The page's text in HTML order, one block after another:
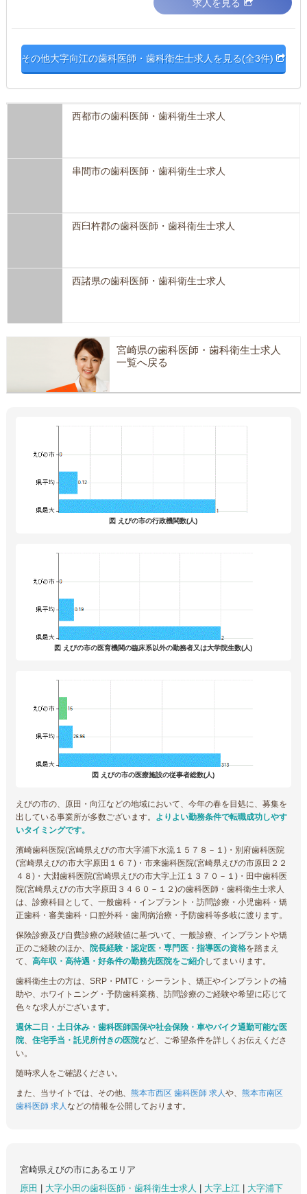
求人を見る
その他大字向江の歯科医師・歯科衛生士求人を見る(全3件)
西都市の歯科医師・歯科衛生士求人
串間市の歯科医師・歯科衛生士求人
西臼杵郡の歯科医師・歯科衛生士求人
西諸県の歯科医師・歯科衛生士求人
宮崎県の歯科医師・歯科衛生士求人
一覧へ戻る
図 えびの市の行政機関数(人)
図 えびの市の医育機関の臨床系以外の勤務者又は大学院生数(人)
図 えびの市の医療施設の従事者総数(人)
えびの市の、原田・向江などの地域において、今年の春を目処に、募集を
出している事業所が多数ございます。
よりよい勤務条件で転職成功しやす
いタイミングです。
濱崎歯科医院(宮崎県えびの市大字浦下水流１５７８－１)・別府歯科医院
(宮崎県えびの市大字原田１６７)・市来歯科医院(宮崎県えびの市原田２２
４８)・大淵歯科医院(宮崎県えびの市大字上江１３７０－１)・田中歯科医
院(宮崎県えびの市大字原田３４６０－１２)の歯科医師・歯科衛生士求人
は、診療科目として、一般歯科・インプラント・訪問診療・小児歯科・矯
正歯科・審美歯科・口腔外科・歯周病治療・予防歯科等多岐に渡ります。
保険診療及び自費診療の経験値に基づいて、一般診療、インプラントや矯
正のご経験のほか、 院長経験・認定医・専門医・指導医の資格を踏まえ
て、 高年収・高待遇・好条件の勤務先医院をご紹介してまいります。
歯科衛生士の方は、SRP・PMTC・シーラント、矯正やインプラントの補
助や、ホワイトニング・予防歯科業務、訪問診療のご経験や希望に応じて
色々な求人がございます。
週休二日・土日休み・歯科医師国保や社会保険・車やバイク通勤可能な医
院、 住宅手当・託児所付きの医院など、ご希望条件を詳しくお伝えくださ
い。
随時求人をご確認ください。
また、当サイトでは、その他、 熊本市西区 歯科医師 求人 や、 熊本市南区
歯科医師 求人 などの情報を公開しております。
宮崎県えびの市にあるエリア
原田 | 大字小田の歯科医師・歯科衛生士求人 | 大字上江 | 大字浦下